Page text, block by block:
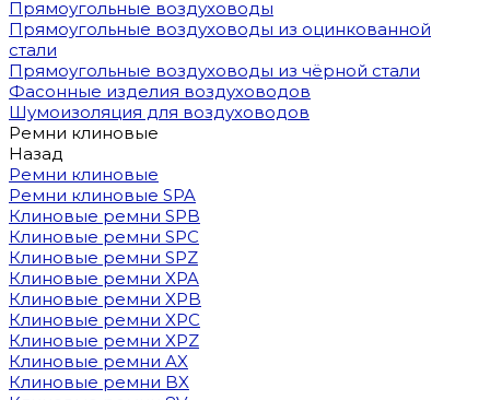
Прямоугольные воздуховоды
Прямоугольные воздуховоды из оцинкованной
стали
Прямоугольные воздуховоды из чёрной стали
Фасонные изделия воздуховодов
Шумоизоляция для воздуховодов
Ремни клиновые
Назад
Ремни клиновые
Ремни клиновые SPA
Клиновые ремни SPB
Клиновые ремни SPC
Клиновые ремни SPZ
Клиновые ремни XPA
Клиновые ремни XPB
Клиновые ремни XPC
Клиновые ремни XPZ
Клиновые ремни AX
Клиновые ремни BX